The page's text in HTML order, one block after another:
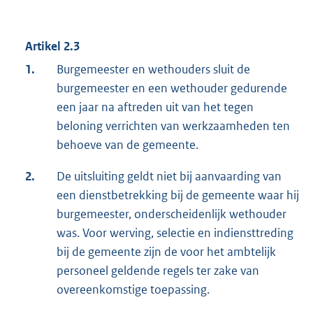
Artikel 2.3
1.
Burgemeester en wethouders sluit de
burgemeester en een wethouder gedurende
een jaar na aftreden uit van het tegen
beloning verrichten van werkzaamheden ten
behoeve van de gemeente.
2.
De uitsluiting geldt niet bij aanvaarding van
een dienstbetrekking bij de gemeente waar hij
burgemeester, onderscheidenlijk wethouder
was. Voor werving, selectie en indiensttreding
bij de gemeente zijn de voor het ambtelijk
personeel geldende regels ter zake van
overeenkomstige toepassing.